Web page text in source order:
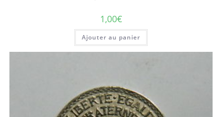
1,00€
Ajouter au panier